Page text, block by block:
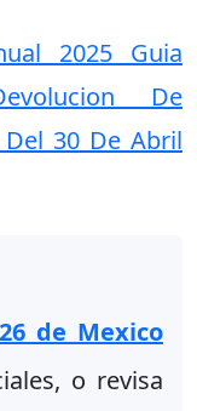
2025 Guia
De
30 De Abril
de Mexico
o revisa